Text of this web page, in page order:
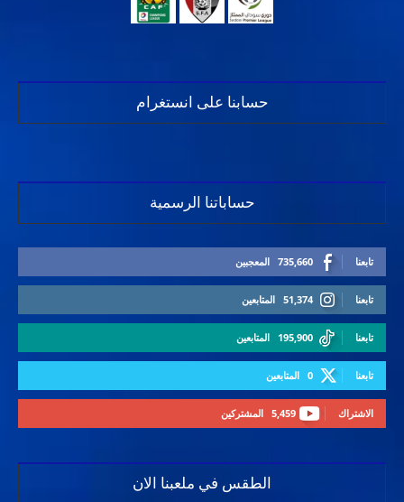
حسابنا على انستغرام
حساباتنا الرسمية
735,660 المعجبين تابعنا
51,374 المتابعين تابعنا
195,900 المتابعين تابعنا
0 المتابعين تابعنا
5,459 المشتركين الاشتراك
الطقس في ملعبنا الان